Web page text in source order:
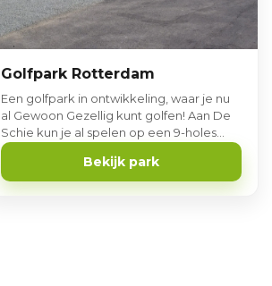
Golfpark Rotterdam
Een golfpark in ontwikkeling, waar je nu
al Gewoon Gezellig kunt golfen! Aan De
Schie kun je al spelen op een 9-holes
PAR 3 | 4 baan en op de tijdelijke lus
grote baan. Je speelt in een open en
glooiend landschap met uitzicht op de
Bekijk park